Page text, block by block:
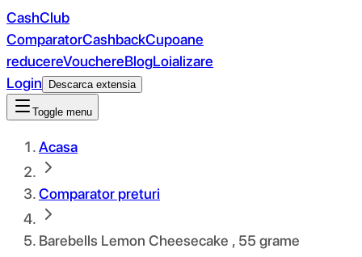
CashClub
ComparatorCashbackCupoane
reducereVouchereBlogLoializare
Login
Descarca extensia
Toggle menu
Acasa
Comparator preturi
Barebells Lemon Cheesecake , 55 grame